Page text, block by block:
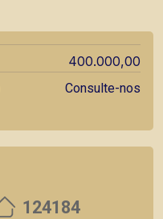
400.000,00
Consulte-nos
124184